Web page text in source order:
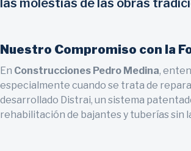
las molestias de las obras
Nuestro Compromiso con la
En Construcciones Pedro Medina,
especialmente cuando se trata de
desarrollado Distrai, un sistema
rehabilitación de bajantes y tuberías sin